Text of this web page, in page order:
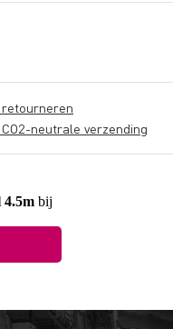
retourneren
neutrale verzending
4.5m bij